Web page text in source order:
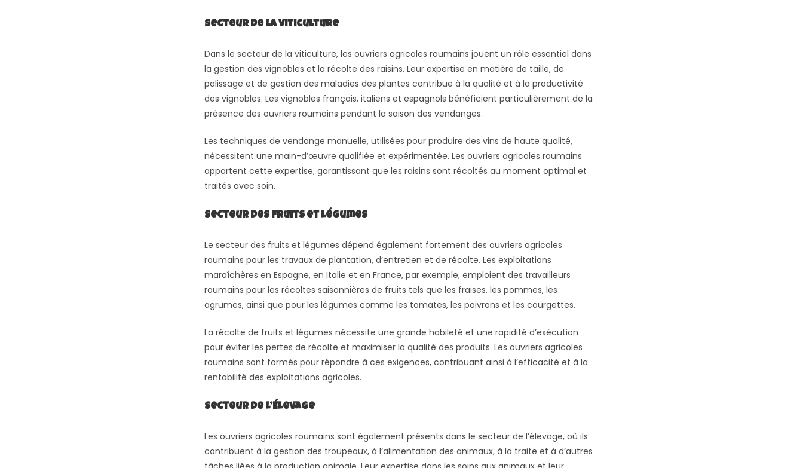
Secteur de la Viticulture
Dans le secteur de la viticulture, les ouvriers agricoles roumains jouent un rôle essentiel dans
la gestion des vignobles et la récolte des raisins. Leur expertise en matière de taille, de
palissage et de gestion des maladies des plantes contribue à la qualité et à la productivité
des vignobles. Les vignobles français, italiens et espagnols bénéficient particulièrement de la
présence des ouvriers roumains pendant la saison des vendanges.
Les techniques de vendange manuelle, utilisées pour produire des vins de haute qualité,
nécessitent une main-d’œuvre qualifiée et expérimentée. Les ouvriers agricoles roumains
apportent cette expertise, garantissant que les raisins sont récoltés au moment optimal et
traités avec soin.
Secteur des Fruits et Légumes
Le secteur des fruits et légumes dépend également fortement des ouvriers agricoles
roumains pour les travaux de plantation, d’entretien et de récolte. Les exploitations
maraîchères en Espagne, en Italie et en France, par exemple, emploient des travailleurs
roumains pour les récoltes saisonnières de fruits tels que les fraises, les pommes, les
agrumes, ainsi que pour les légumes comme les tomates, les poivrons et les courgettes.
La récolte de fruits et légumes nécessite une grande habileté et une rapidité d’exécution
pour éviter les pertes de récolte et maximiser la qualité des produits. Les ouvriers agricoles
roumains sont formés pour répondre à ces exigences, contribuant ainsi à l’efficacité et à la
rentabilité des exploitations agricoles.
Secteur de l’Élevage
Les ouvriers agricoles roumains sont également présents dans le secteur de l’élevage, où ils
contribuent à la gestion des troupeaux, à l’alimentation des animaux, à la traite et à d’autres